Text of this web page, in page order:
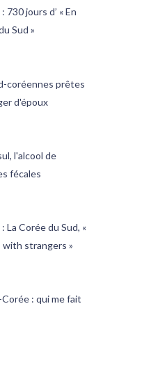
730 jours d’ « En
Sud »
coréennes prêtes
d'époux
l'alcool de
fécales
La Corée du Sud, «
with strangers »
: qui me fait